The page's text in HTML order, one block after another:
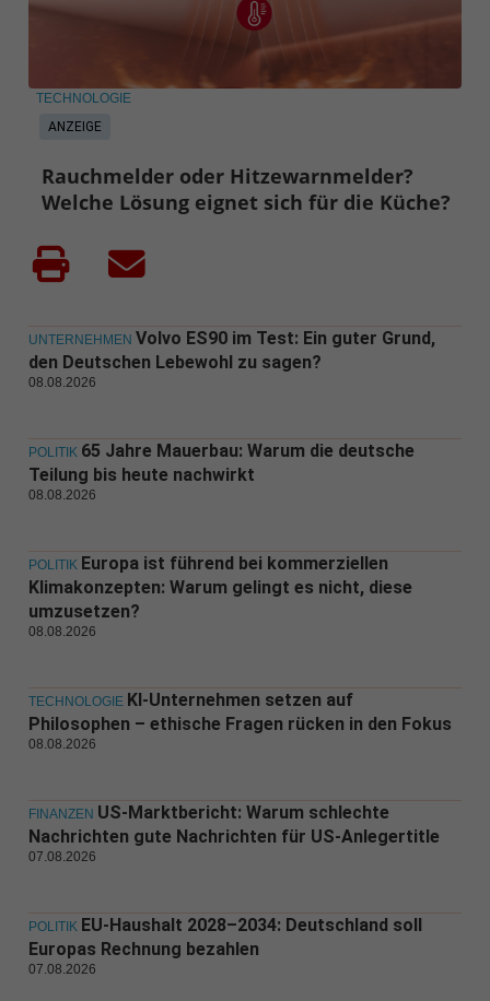
ANZEIGE
TECHNOLOGIE
Rauchmelder oder Hitzewarnmelder?
Welche Lösung eignet sich für die Küche?
UNTERNEHMEN Volvo ES90 im Test: Ein guter Grund,
den Deutschen Lebewohl zu sagen?
08.08.2026
POLITIK 65 Jahre Mauerbau: Warum die deutsche
Teilung bis heute nachwirkt
08.08.2026
POLITIK Europa ist führend bei kommerziellen
Klimakonzepten: Warum gelingt es nicht, diese
umzusetzen?
08.08.2026
TECHNOLOGIE KI-Unternehmen setzen auf
Philosophen – ethische Fragen rücken in den Fokus
08.08.2026
FINANZEN US-Marktbericht: Warum schlechte
Nachrichten gute Nachrichten für US-Anlegertitle
07.08.2026
POLITIK EU-Haushalt 2028–2034: Deutschland soll
Europas Rechnung bezahlen
07.08.2026